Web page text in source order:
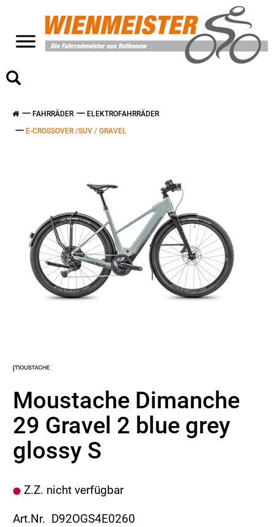
FAHRRÄDER
ELEKTROFAHRRÄDER
E-CROSSOVER /SUV / GRAVEL
Moustache Dimanche
29 Gravel 2 blue grey
glossy S
Z.Z. nicht verfügbar
Art.Nr. D92OGS4E0260